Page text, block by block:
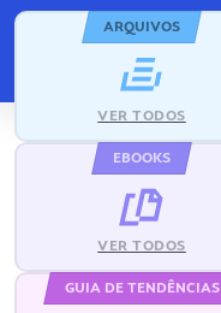
ARQUIVOS
VER TODOS
EBOOKS
VER TODOS
GUIA DE TENDÊNCIAS